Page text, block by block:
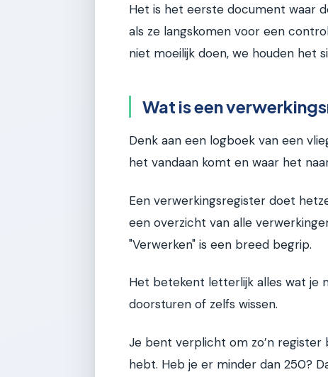
Het is het eerste document waar
als ze langskomen voor een
niet moeilijk doen, we houden het
Wat is een
Denk aan een logboek van een
het vandaan komt en waar het
Een verwerkingsregister doet
een overzicht van alle
"Verwerken" is een breed begrip.
Het betekent letterlijk alles wat je
doorsturen of zelfs wissen.
Je bent verplicht om zo’n register
hebt. Heb je er minder dan 250?